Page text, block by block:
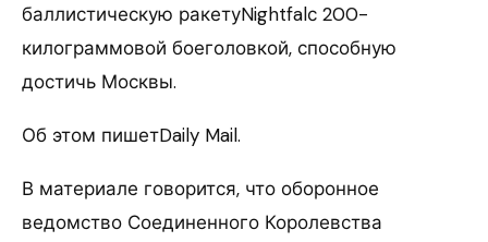
баллистическую ракетуNightfalс 200-
килограммовой боеголовкой, способную
достичь Москвы.
Об этом пишетDaily Mail.
В материале говорится, что оборонное
ведомство Соединенного Королевства